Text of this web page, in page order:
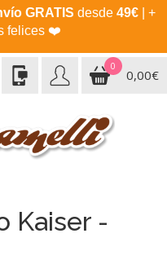
GRATIS desde 49€| +
felices ❤️
0
0,00€
Kaiser -